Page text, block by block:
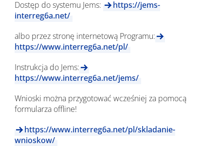
Dostęp do systemu Jems:
https://jems-
interreg6a.net/
albo przez stronę internetową Programu:
https://www.interreg6a.net/pl/
Instrukcja do Jems:
https://www.interreg6a.net/jems/
Wnioski można przygotować wcześniej za pomocą
formularza offline!
https://www.interreg6a.net/pl/skladanie-
wnioskow/